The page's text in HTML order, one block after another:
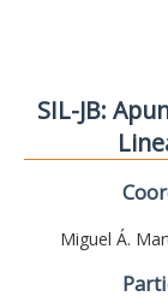
SIL-JB:
Miguel Á.